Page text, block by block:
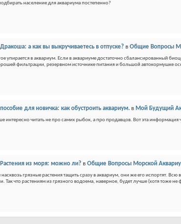
население для аквариума постепенно?
Дракоша: а как вы выкручиваетесь в отпуске? в Общие Вопросы
упирается в аквариум. Если в аквариуме достаточно сбалансированный
фильтрации, резервном источнике питания и большой автокормушке
пособие для новичка: как обустроить аквариум. в Мой Будущий
читать не про самих рыбок, а про продавцов. Вот эта информация
Растения из моря: можно ли? в Общие Вопросы Морской
грязные растения тащить сразу в аквариум, они же его испортят.
Так что растениям из грязного водоема, наверное, будет лучше (хотя тоже не